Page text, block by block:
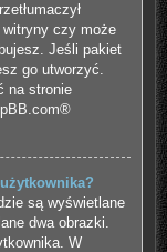
czy może
Jeśli pakiet
go utworzyć.
na stronie
®
są wyświetlane
dwa obrazki.
W